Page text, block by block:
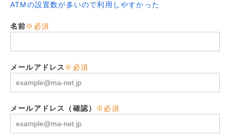
ATMの設置数が多いので利用しやすかった
名前※必須
メールアドレス ※必須
メールアドレス（確認） ※必須